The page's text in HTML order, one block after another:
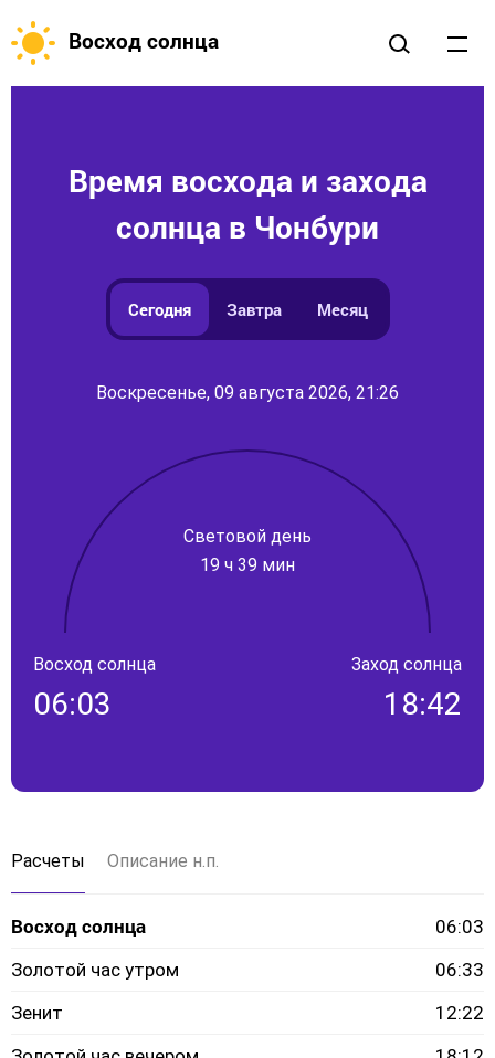
Восход солнца
Время восхода и захода
солнца в Чонбури
Сегодня Завтра Месяц
Воскресенье, 09 августа 2026, 21:26
Световой день
19 ч 39 мин
Восход солнца
06:03
Заход солнца
18:42
Расчеты Описание н.п.
Восход солнца
06:03
Золотой час утром
06:33
Зенит
12:22